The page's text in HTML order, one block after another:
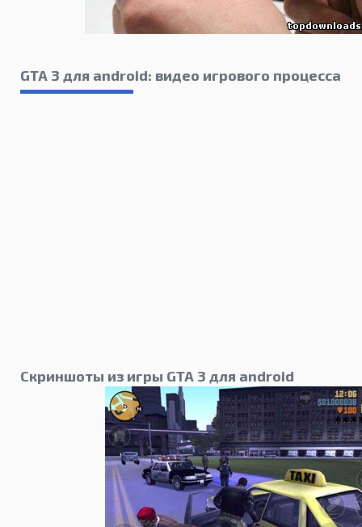
GTA 3 для android: видео игрового процесса
Скриншоты из игры GTA 3 для android